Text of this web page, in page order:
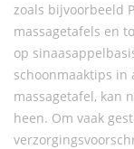
zoals bijvoorbeeld
massagetafels en
op
schoonmaaktips in
massagetafel, kan
heen. Om vaak